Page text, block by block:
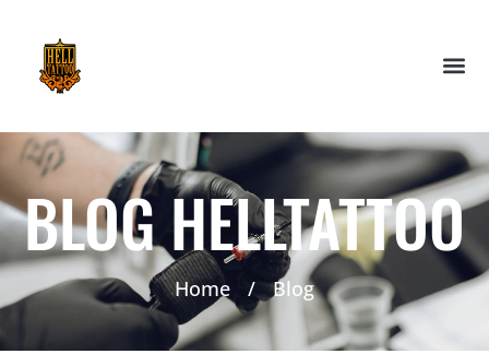
BLOG HELLTATTOO
Home / Blog